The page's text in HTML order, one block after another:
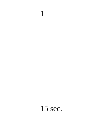
1
15 sec.